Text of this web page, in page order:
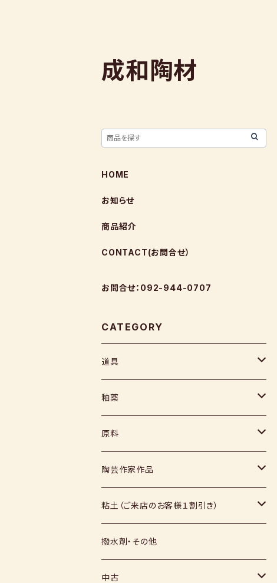
成和陶材
HOME
お知らせ
商品紹介
CONTACT(お問合せ）
お問合せ：092-944-0707
CATEGORY
道具
ヘラ
コテ
スポンジ
絵具
上絵具
下絵具
その他
釉薬
粉末
液体
福島釉薬
原料
媒溶剤・調整剤等
長石
硅石
その他（土・泥等）
陶芸作家作品
上野焼
薪窯（高鶴淳一先生）
堀田窯
小石原焼
鶴見窯
高取焼
粘土（ご来店のお客様１割引き）
信楽白土
信楽赤土
撥水剤・その他
中古